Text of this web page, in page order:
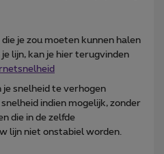
je zou moeten kunnen halen
lijn, kan je hier terugvinden
je snelheid te verhogen
indien mogelijk, zonder
die in de zelfde
lijn niet onstabiel worden.